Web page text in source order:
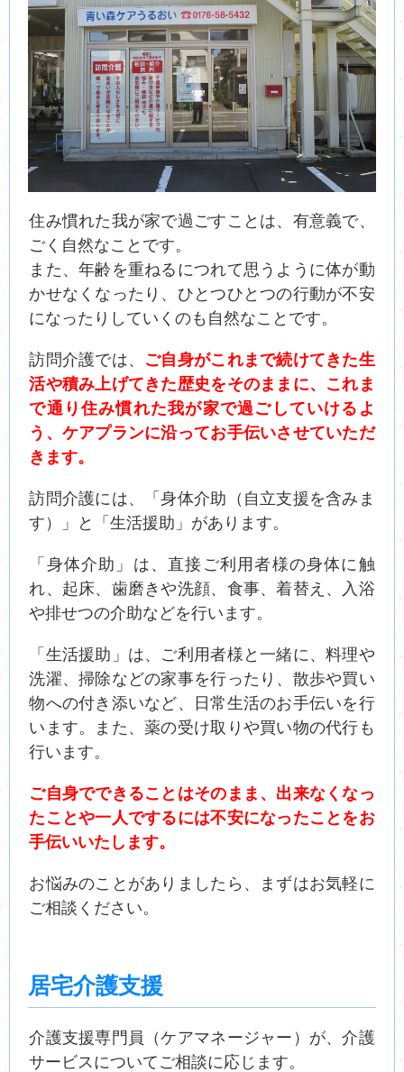
住み慣れた我が家で過ごすことは、有意義で、
ごく自然なことです。
また、年齢を重ねるにつれて思うように体が動
かせなくなったり、ひとつひとつの行動が不安
になったりしていくのも自然なことです。
訪問介護では、 ご自身がこれまで続けてきた生
活や積み上げてきた歴史をそのままに、これま
で通り住み慣れた我が家で過ごしていけるよ
う、ケアプランに沿ってお手伝いさせていただ
きます。
訪問介護には、「身体介助（自立支援を含みま
す）」と「生活援助」があります。
「身体介助」は、直接ご利用者様の身体に触
れ、起床、歯磨きや洗顔、食事、着替え、入浴
や排せつの介助などを行います。
「生活援助」は、ご利用者様と一緒に、料理や
洗濯、掃除などの家事を行ったり、散歩や買い
物への付き添いなど、日常生活のお手伝いを行
います。また、薬の受け取りや買い物の代行も
行います。
ご自身でできることはそのまま、出来なくなっ
たことや一人でするには不安になったことをお
手伝いいたします。
お悩みのことがありましたら、まずはお気軽に
ご相談ください。
居宅介護支援
介護支援専門員（ケアマネージャー）が、介護
サービスについてご相談に応じます。